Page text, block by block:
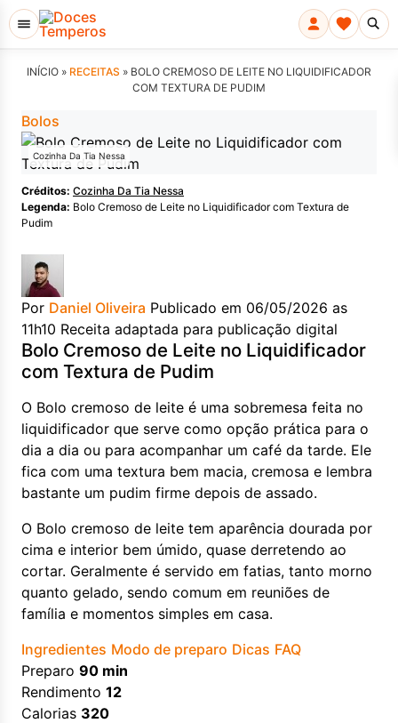
INÍCIO » RECEITAS » BOLO CREMOSO DE LEITE NO LIQUIDIFICADOR
COM TEXTURA DE PUDIM
Bolos
Cozinha Da Tia Nessa
Créditos: Cozinha Da Tia Nessa
Legenda: Bolo Cremoso de Leite no Liquidificador com Textura de
Pudim
Por Daniel Oliveira Publicado em 06/05/2026 as
11h10 Receita adaptada para publicação digital
Bolo Cremoso de Leite no Liquidificador
com Textura de Pudim
O Bolo cremoso de leite é uma sobremesa feita no
liquidificador que serve como opção prática para o
dia a dia ou para acompanhar um café da tarde. Ele
fica com uma textura bem macia, cremosa e lembra
bastante um pudim firme depois de assado.
O Bolo cremoso de leite tem aparência dourada por
cima e interior bem úmido, quase derretendo ao
cortar. Geralmente é servido em fatias, tanto morno
quanto gelado, sendo comum em reuniões de
família e momentos simples em casa.
Ingredientes Modo de preparo Dicas FAQ
Preparo 90 min
Rendimento 12
Calorias 320